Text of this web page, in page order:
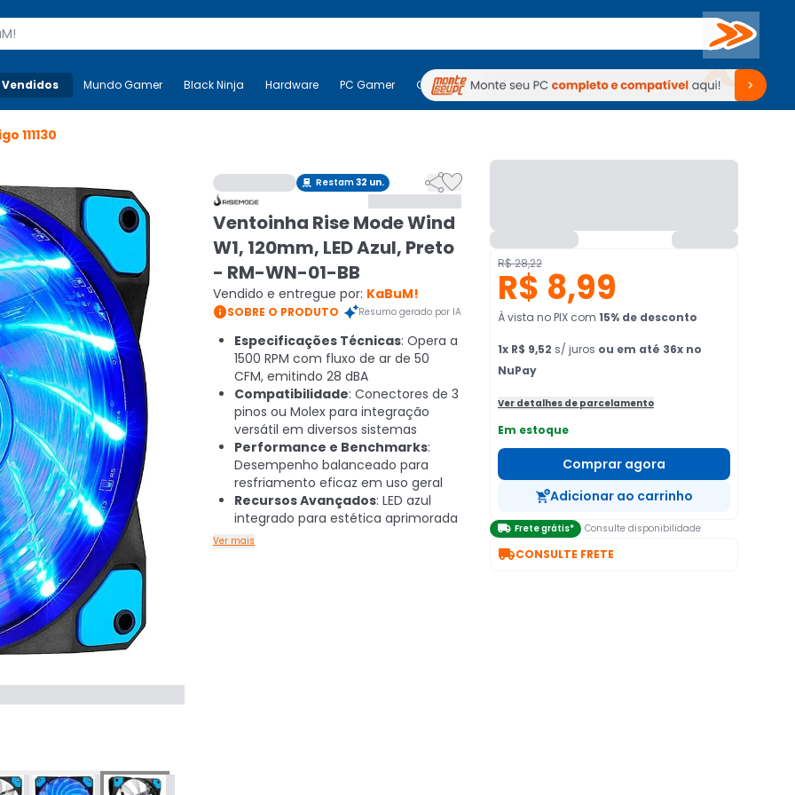
Buscar
Mais-v- Mundo Gamer Black Ninja Hardware PC Gamer Computadores Periféricos TV Venda no KaBuM!
Mundo Gamer Black Ninja Hardware PC Gamer Computadores Periféricos TV Venda no KaBuM!
111130
 Restam32 un. 
Ventoinha Rise Mode Wind
W1, 120mm, LED Azul, Preto
- RM-WN-01-BB
Vendido e entregue por: KaBuM!
SOBRE O PRODUTO Resumo gerado por IA
Especificações Técnicas: Opera a
1500 RPM com fluxo de ar de 50
CFM, emitindo 28 dBA
Compatibilidade: Conectores de 3
pinos ou Molex para integração
versátil em diversos sistemas
Performance e Benchmarks:
Desempenho balanceado para
resfriamento eficaz em uso geral
Recursos Avançados: LED azul
integrado para estética aprimorada
Ver mais
R$ 28,22
R$ 8,99
À vista no PIX com 15% de desconto
1x R$ 9,52 s/ juros ou em até 36x no
NuPay
Ver detalhes de parcelamento
Em estoque
Comprar agora
Adicionar ao carrinho
 Frete grátis* Consulte disponibilidade
CONSULTE FRETE